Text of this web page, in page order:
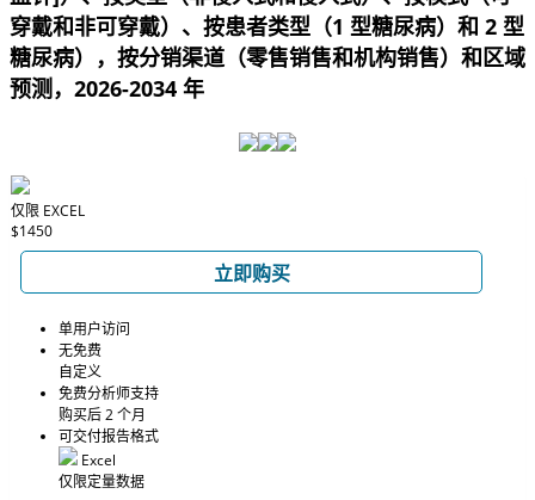
穿戴和非可穿戴）、按患者类型（1 型糖尿病）和 2 型
糖尿病），按分销渠道（零售销售和机构销售）和区域
预测，2026-2034 年
仅限 EXCEL
$1450
立即购买
单用户访问
无免费
自定义
免费分析师支持
购买后 2 个月
可交付报告格式
Excel
仅限定量数据